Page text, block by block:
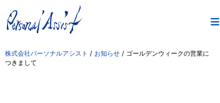
株式会社パーソナルアシスト / お知らせ / ゴールデンウィークの営業に
つきまして